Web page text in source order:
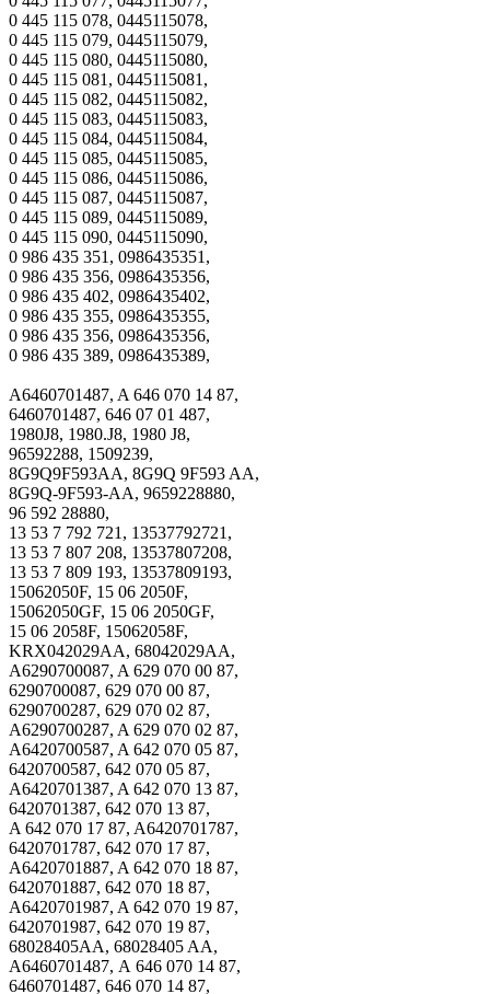
0 445 115 078, 0445115078,
0 445 115 079, 0445115079,
0 445 115 080, 0445115080,
0 445 115 081, 0445115081,
0 445 115 082, 0445115082,
0 445 115 083, 0445115083,
0 445 115 084, 0445115084,
0 445 115 085, 0445115085,
0 445 115 086, 0445115086,
0 445 115 087, 0445115087,
0 445 115 089, 0445115089,
0 445 115 090, 0445115090,
0 986 435 351, 0986435351,
0 986 435 356, 0986435356,
0 986 435 402, 0986435402,
0 986 435 355, 0986435355,
0 986 435 356, 0986435356,
0 986 435 389, 0986435389,
A6460701487, A 646 070 14 87,
6460701487, 646 07 01 487,
1980J8, 1980.J8, 1980 J8,
96592288, 1509239,
8G9Q9F593AA, 8G9Q 9F593 AA,
8G9Q-9F593-AA, 9659228880,
96 592 28880,
13 53 7 792 721, 13537792721,
13 53 7 807 208, 13537807208,
13 53 7 809 193, 13537809193,
15062050F, 15 06 2050F,
15062050GF, 15 06 2050GF,
15 06 2058F, 15062058F,
KRX042029AA, 68042029AA,
A6290700087, A 629 070 00 87,
6290700087, 629 070 00 87,
6290700287, 629 070 02 87,
A6290700287, A 629 070 02 87,
A6420700587, A 642 070 05 87,
6420700587, 642 070 05 87,
A6420701387, A 642 070 13 87,
6420701387, 642 070 13 87,
A 642 070 17 87, A6420701787,
6420701787, 642 070 17 87,
A6420701887, A 642 070 18 87,
6420701887, 642 070 18 87,
A6420701987, A 642 070 19 87,
6420701987, 642 070 19 87,
68028405AA, 68028405 AA,
А6460701487, А 646 070 14 87,
6460701487, 646 070 14 87,